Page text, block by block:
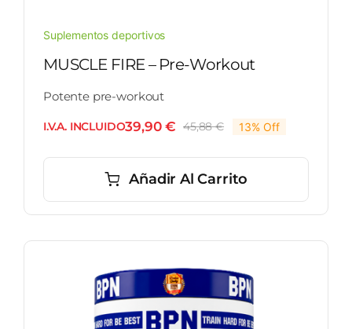
Suplementos deportivos
MUSCLE FIRE – Pre-Workout
Potente pre-workout
45,88€El
era:
39,90€
El
es:
I.V.A. INCLUIDO 13% Off
Añadir Al Carrito